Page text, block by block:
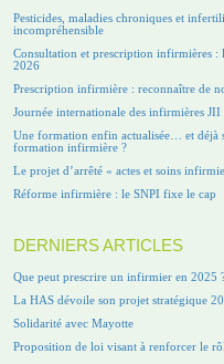
Pesticides, maladies chroniques et
incompréhensible
Consultation et prescription infirmières :
2026
Prescription infirmière : reconnaître de
Journée internationale des infirmières JII
Une formation enfin actualisée… et déjà
formation infirmière ?
Le projet d’arrêté « actes et soins
Réforme infirmière : le SNPI fixe le cap
DERNIERS ARTICLES
Que peut prescrire un infirmier en 2025
La HAS dévoile son projet stratégique
Solidarité avec Mayotte
Proposition de loi visant à renforcer le